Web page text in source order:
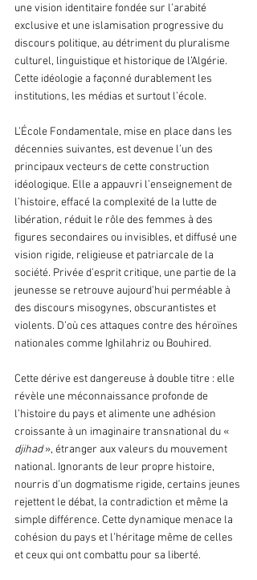
une vision identitaire fondée sur l’arabité
exclusive et une islamisation progressive du
discours politique, au détriment du pluralisme
culturel, linguistique et historique de l’Algérie.
Cette idéologie a façonné durablement les
institutions, les médias et surtout l’école.
L’École Fondamentale, mise en place dans les
décennies suivantes, est devenue l’un des
principaux vecteurs de cette construction
idéologique. Elle a appauvri l’enseignement de
l’histoire, effacé la complexité de la lutte de
libération, réduit le rôle des femmes à des
figures secondaires ou invisibles, et diffusé une
vision rigide, religieuse et patriarcale de la
société. Privée d’esprit critique, une partie de la
jeunesse se retrouve aujourd’hui perméable à
des discours misogynes, obscurantistes et
violents. D’où ces attaques contre des héroïnes
nationales comme Ighilahriz ou Bouhired.
Cette dérive est dangereuse à double titre : elle
révèle une méconnaissance profonde de
l’histoire du pays et alimente une adhésion
croissante à un imaginaire transnational du «
djihad », étranger aux valeurs du mouvement
national. Ignorants de leur propre histoire,
nourris d’un dogmatisme rigide, certains jeunes
rejettent le débat, la contradiction et même la
simple différence. Cette dynamique menace la
cohésion du pays et l’héritage même de celles
et ceux qui ont combattu pour sa liberté.